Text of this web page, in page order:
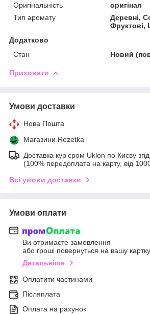
Оригінальність
оригінал
Тип аромату
Деревні,
Фруктові,
Додатково
Стан
Новий
Приховати
Умови доставки
Нова Пошта
Магазини Rozetka
Доставка кур'єром Uklon по Києву
(100% передоплата на карту, від
Всі умови доставки
Умови оплати
Ви отримаєте замовлення
або гроші повернуться на вашу картку
Детальніше
Оплатити частинами
Післяплата
Оплата на рахунок